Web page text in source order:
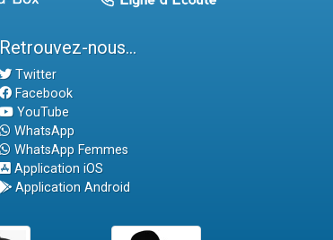
Retrouvez-nous...
Twitter
Facebook
YouTube
WhatsApp
WhatsApp Femmes
Application iOS
Application Android